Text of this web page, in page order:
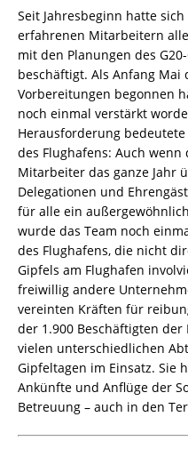
Seit Jahresbeginn hatte
erfahrenen Mitarbeitern
mit den Planungen des
beschäftigt. Als Anfang Mai
Vorbereitungen begonnen
noch einmal verstärkt
Herausforderung
des Flughafens: Auch
Mitarbeiter das ganze Jahr
Delegationen und
für alle ein
wurde das Team noch
des Flughafens, die nicht
Gipfels am Flughafen
freiwillig andere
vereinten Kräften für
der 1.900 Beschäftigten der
vielen unterschiedlichen
Gipfeltagen im Einsatz. Sie
Ankünfte und Anflüge der
Betreuung – auch in den